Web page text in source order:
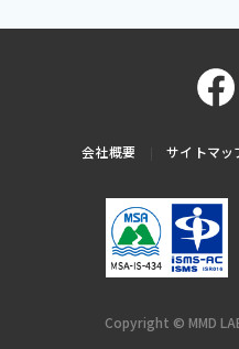
会社概要 サイトマッ
Copyright © MMD